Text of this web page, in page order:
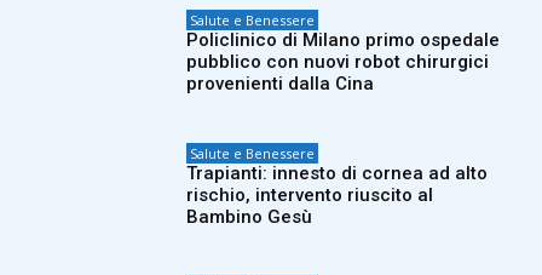
Salute e Benessere
Policlinico di Milano primo ospedale
pubblico con nuovi robot chirurgici
provenienti dalla Cina
Salute e Benessere
Trapianti: innesto di cornea ad alto
rischio, intervento riuscito al
Bambino Gesù